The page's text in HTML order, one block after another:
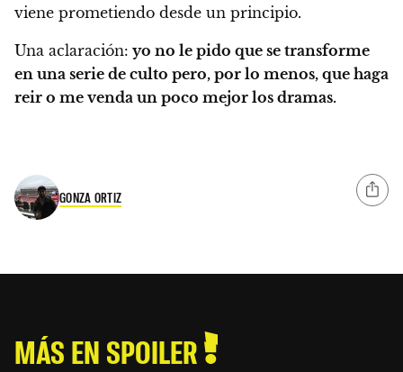
viene prometiendo desde un principio.
Una aclaración: yo no le pido que se transforme
en una serie de culto pero, por lo menos, que haga
reir o me venda un poco mejor los dramas.
GONZA ORTIZ
MÁS EN SPOILER